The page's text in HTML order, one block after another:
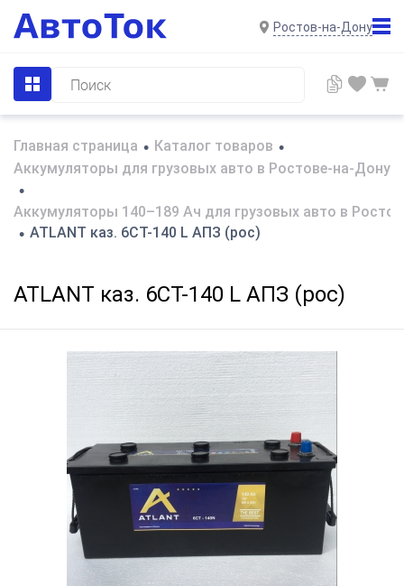
Ростов-на-Дону
Главная страница • Каталог товаров •
Аккумуляторы для грузовых авто в Ростове-на-Дону
•
Аккумуляторы 140–189 Ач для грузовых авто в
• ATLANT каз. 6СТ-140 L АПЗ (рос)
ATLANT каз. 6СТ-140 L АПЗ (рос)